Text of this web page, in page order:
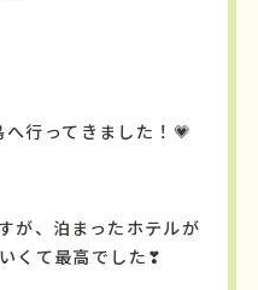
行ってきました！💗
が、泊まったホテルが
くて最高でした❣